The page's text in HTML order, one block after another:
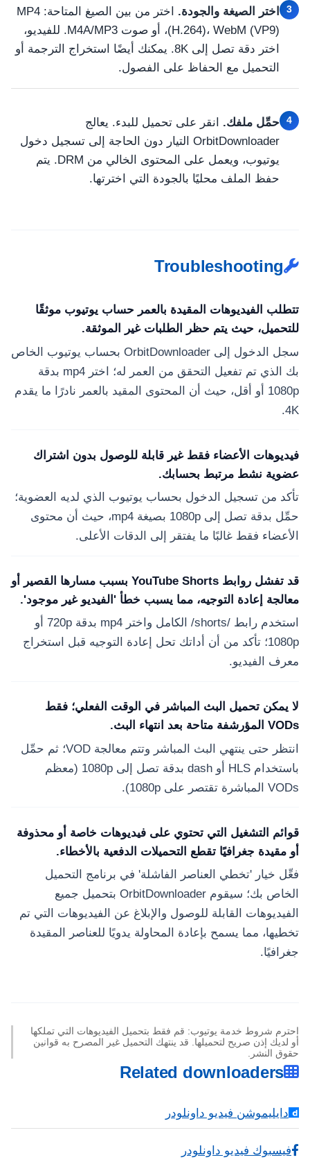
3 اختر الصيغة والجودة.
اختر من بين الصيغ المتاحة: MP4
(H.264)، WebM (VP9)، أو صوت M4A/MP3. للفيديو،
اختر دقة تصل إلى 8K. يمكنك أيضًا استخراج الترجمة أو
التحميل مع الحفاظ على الفصول.
4 حمِّل ملفك. انقر على تحميل للبدء. يعالج
OrbitDownloader التيار دون الحاجة إلى تسجيل دخول
يوتيوب، ويعمل على المحتوى الخالي من DRM. يتم
حفظ الملف محليًا بالجودة التي اخترتها.
Troubleshooting
تتطلب الفيديوهات المقيدة بالعمر حساب يوتيوب موثقًا
للتحميل، حيث يتم حظر الطلبات غير الموثقة.
سجل الدخول إلى OrbitDownloader بحساب يوتيوب الخاص
بك الذي تم تفعيل التحقق من العمر له؛ اختر mp4 بدقة
1080p أو أقل، حيث أن المحتوى المقيد بالعمر نادرًا ما يقدم
4K.
فيديوهات الأعضاء فقط غير قابلة للوصول بدون اشتراك
عضوية نشط مرتبط بحسابك.
تأكد من تسجيل الدخول بحساب يوتيوب الذي لديه العضوية؛
حمِّل بدقة تصل إلى 1080p بصيغة mp4، حيث أن محتوى
الأعضاء فقط غالبًا ما يفتقر إلى الدقات الأعلى.
قد تفشل روابط YouTube Shorts بسبب مسارها القصير أو
معالجة إعادة التوجيه، مما يسبب خطأ 'الفيديو غير موجود'.
استخدم رابط /shorts/ الكامل واختر mp4 بدقة 720p أو
1080p؛ تأكد من أن أداتك تحل إعادة التوجيه قبل استخراج
معرف الفيديو.
لا يمكن تحميل البث المباشر في الوقت الفعلي؛ فقط
VODs المؤرشفة متاحة بعد انتهاء البث.
انتظر حتى ينتهي البث المباشر وتتم معالجة VOD؛ ثم حمِّل
باستخدام HLS أو dash بدقة تصل إلى 1080p (معظم
VODs المباشرة تقتصر على 1080p).
قوائم التشغيل التي تحتوي على فيديوهات خاصة أو محذوفة
أو مقيدة جغرافيًا تقطع التحميلات الدفعية بالأخطاء.
فعِّل خيار 'تخطي العناصر الفاشلة' في برنامج التحميل
الخاص بك؛ سيقوم OrbitDownloader بتحميل جميع
الفيديوهات القابلة للوصول والإبلاغ عن الفيديوهات التي تم
تخطيها، مما يسمح بإعادة المحاولة يدويًا للعناصر المقيدة
جغرافيًا.
احترم شروط خدمة يوتيوب: قم فقط بتحميل الفيديوهات التي تملكها
أو لديك إذن صريح لتحميلها. قد ينتهك التحميل غير المصرح به قوانين
حقوق النشر.
Related downloaders
دايليموشن فيديو داونلودر
فيسبوك فيديو داونلودر